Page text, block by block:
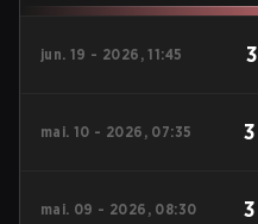
jun. 19 - 2026, 11:45 3
mai. 10 - 2026, 07:35 3
mai. 09 - 2026, 08:30 3